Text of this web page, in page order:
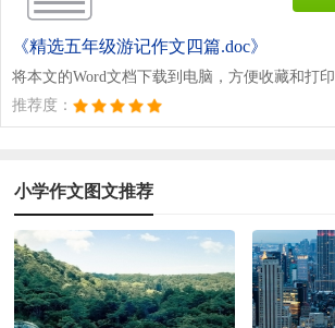
《精选五年级游记作文四篇.doc》
将本文的Word文档下载到电脑，方便收藏和打印
推荐度：
小学作文图文推荐